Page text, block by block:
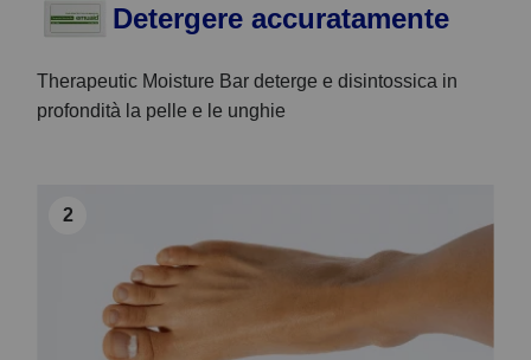
Detergere accuratamente
Therapeutic Moisture Bar deterge e disintossica in
profondità la pelle e le unghie
2